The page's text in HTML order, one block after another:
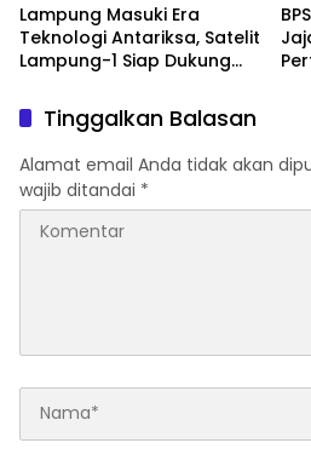
Lampung Masuki Era
Teknologi Antariksa, Satelit
Lampung-1 Siap Dukung
Tinggalkan Balasan
Alamat email Anda tidak akan
wajib ditandai *